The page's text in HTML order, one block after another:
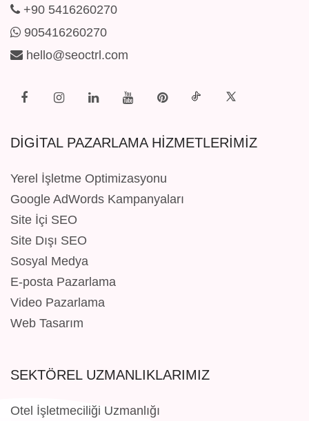
+90 5416260270
905416260270
hello@seoctrl.com
DIGITAL PAZARLAMA HIZMETLERIMIZ
Yerel İşletme Optimizasyonu
Google AdWords Kampanyaları
Site İçi SEO
Site Dışı SEO
Sosyal Medya
E-posta Pazarlama
Video Pazarlama
Web Tasarım
SEKTÖREL UZMANLIKLARIMIZ
Otel İşletmeciliği Uzmanlığı